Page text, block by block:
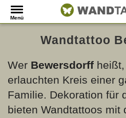
Menü
Wandtattoo
Wer Bewersdorff
erlauchten Kreis einer
Familie. Dekoration für
bieten Wandtattoos mit